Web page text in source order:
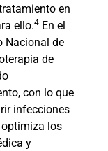
en
ello.4 En el
Nacional de
de
con lo que
infecciones
los
y